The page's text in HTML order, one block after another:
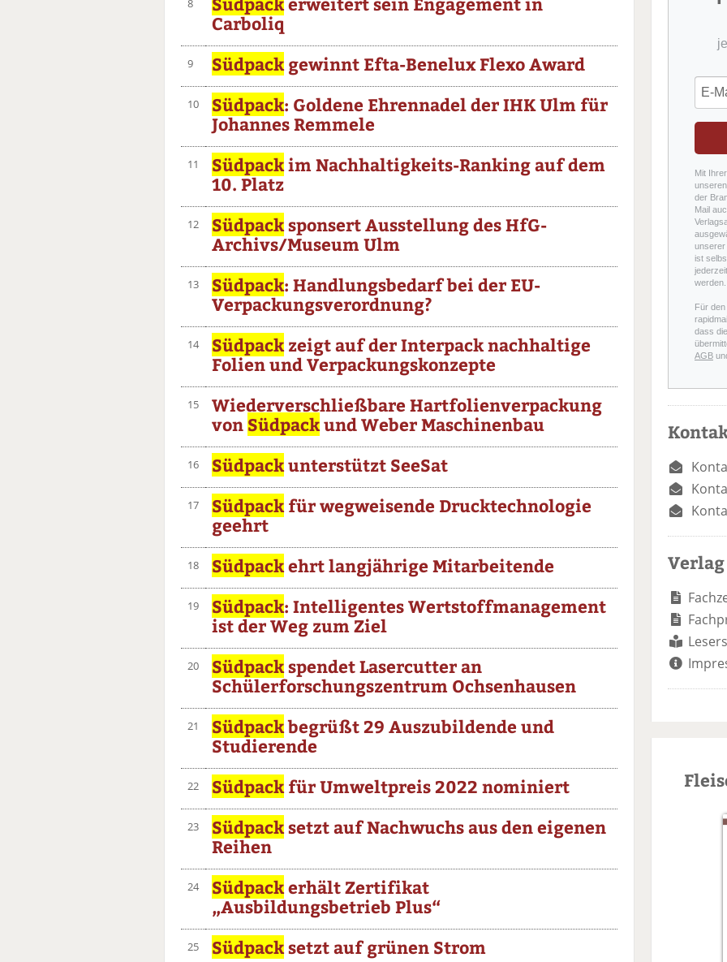
Carboliq
9 Südpack gewinnt Efta-Benelux Flexo Award
10 Südpack: Goldene Ehrennadel der IHK Ulm für
Johannes Remmele
11 Südpackim Nachhaltigkeits-Ranking auf dem
10. Platz
12 Südpacksponsert Ausstellung des HfG-
Archivs/Museum Ulm
13 Südpack: Handlungsbedarf bei der EU-
Verpackungsverordnung?
14 Südpack zeigt auf der Interpack nachhaltige
Folien und Verpackungskonzepte
15
Wiederverschließbare Hartfolienverpackung
von Südpackund Weber Maschinenbau
16 Südpackunterstützt SeeSat
17 Südpack für wegweisende Drucktechnologie
geehrt
18 Südpackehrt langjährige Mitarbeitende
19 Südpack: Intelligentes Wertstoffmanagement
ist der Weg zum Ziel
20 Südpackspendet Lasercutter an
Schülerforschungszentrum Ochsenhausen
21 Südpackbegrüßt 29 Auszubildende und
Studierende
22 Südpack für Umweltpreis 2022 nominiert
23 Südpacksetzt auf Nachwuchs aus den eigenen
Reihen
24 Südpackerhält Zertifikat
„Ausbildungsbetrieb Plus“
25 Südpacksetzt auf grünen Strom
Mit
der
Mail
unserer
ist
werden.
Für
dass
AGB
Verlag